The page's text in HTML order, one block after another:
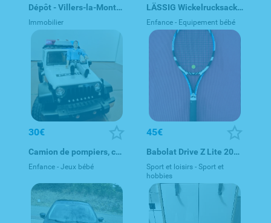
Dépôt - Villers-la-Montagne
Immobilier
LÄSSIG Wickelrucksack rosa / sac à langer (rose)
Enfance - Equipement bébé
30€
Camion de pompiers, camion de police et camion-poubelle.
Enfance - Jeux bébé
45€
Babolat Drive Z Lite 2014 Tennis Racket Handle 3 / L3 255g
Sport et loisirs - Sport et
hobbies